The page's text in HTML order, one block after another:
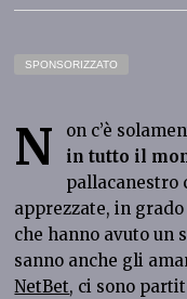
SPONSORIZZATO
N on c’è
in tutto il
pallacanestro
apprezzate, in
che hanno avuto un
sanno anche gli
NetBet, ci sono